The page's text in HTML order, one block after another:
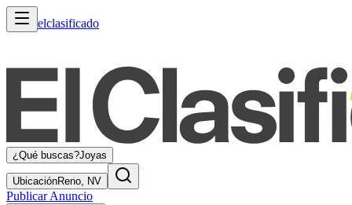
elclasificado
¿Qué buscas?Joyas
UbicaciónReno, NV
Publicar Anuncio